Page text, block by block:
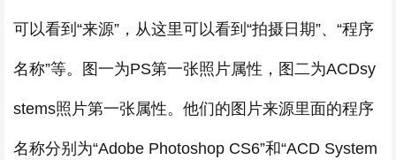
可以看到“来源”，从这里可以看到“拍摄日期”、“程序
名称”等。图一为PS第一张照片属性，图二为ACDsy
stems照片第一张属性。他们的图片来源里面的程序
名称分别为“Adobe Photoshop CS6”和“ACD System